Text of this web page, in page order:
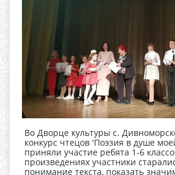
Во Дворце культуры с.
конкурс чтецов 'Поэзия в душе
приняли участие ребята 1-6
произведениях участники
понимание текста, показать